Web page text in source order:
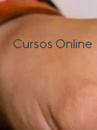
Cursos Online